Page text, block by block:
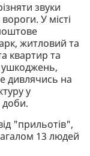
звуки
У місті
житловий та
квартир та
ушкоджень,
дивлячись на
у
доби.
"прильотів",
13 людей